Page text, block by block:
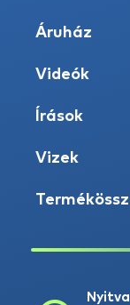
Áruház
Videók
Írások
Vizek